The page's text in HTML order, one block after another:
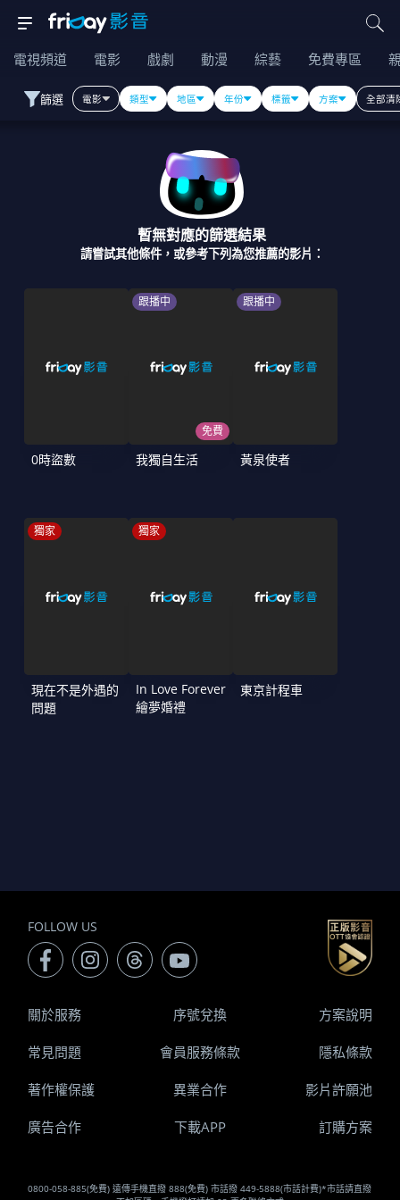
電視頻道 電影 戲劇 動漫 綜藝 免費專區
篩選 電影 類型 地區 年份 標籤 方案 全部清
暫無對應的篩選結果
請嘗試其他條件，或參考下列為您推薦的影片：
0時盜數
跟播中
免費
我獨自生活
跟播中
黃泉使者
獨家
現在不是外遇的
問題
獨家
In Love Forever
繪夢婚禮
東京計程車
FOLLOW US
0800-058-885(免費) 遠傳手機直撥 888(免費) 市話撥 449-5888(市話計費)*市話請直撥
關於服務 序號兌換 方案說明
常見問題 會員服務條款 隱私條款
著作權保護 異業合作 影片許願池
廣告合作 下載APP 訂購方案